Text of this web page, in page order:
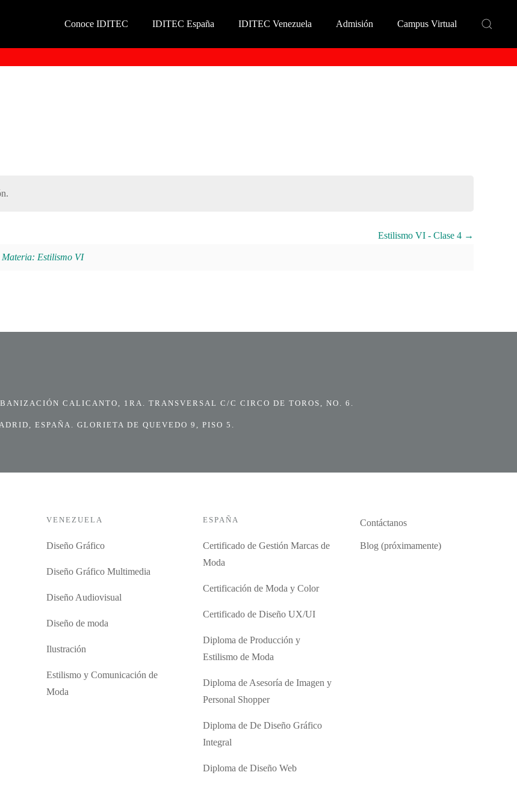
Conoce IDITEC IDITEC España IDITEC Venezuela Admisión Campus Virtual
Estilismo VI - Clase 4
Estilismo VI
CALICANTO, 1RA. TRANSVERSAL C/C CIRCO DE TOROS, NO. 6.
ESPAÑA. GLORIETA DE QUEVEDO 9, PISO 5.
VENEZUELA
Diseño Gráfico
Diseño Gráfico Multimedia
Diseño Audiovisual
Diseño de moda
Ilustración
Estilismo y Comunicación de
Moda
ESPAÑA
Certificado de Gestión Marcas de
Moda
Certificación de Moda y Color
Certificado de Diseño UX/UI
Diploma de Producción y
Estilismo de Moda
Diploma de Asesoría de Imagen y
Personal Shopper
Diploma de De Diseño Gráfico
Integral
Diploma de Diseño Web
Contáctanos
Blog (próximamente)